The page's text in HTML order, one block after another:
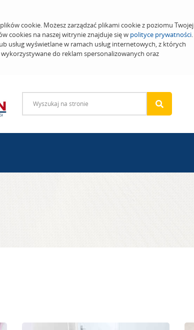
cookie. Możesz zarządzać plikami cookie z poziomu Twojej
cookies na naszej witrynie znajduje się w polityce prywatności.
wyświetlane w ramach usług internetowych, z których
do reklam spersonalizowanych oraz